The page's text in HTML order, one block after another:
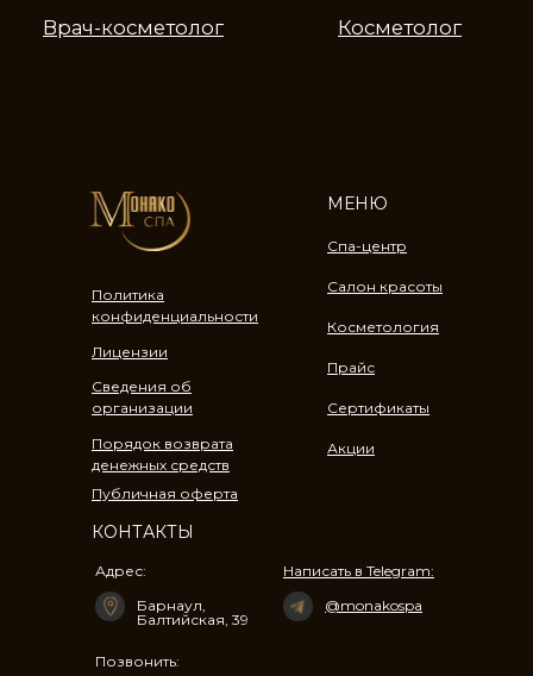
Позвонить:
Написать в Telegram:
@monakospa
Адрес:
Барнаул, ​
Балтийская, 39​
Политика
конфиденциальности
Публичная оферта
Лицензии
Сведения об
организации
Порядок возврата
денежных средств
МЕНЮ
Косметология
Спа-центр
Салон красоты
Сертификаты
Акции
Прайс
КОНТАКТЫ